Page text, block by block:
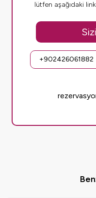
lütfen aşağıdaki
+902426061882